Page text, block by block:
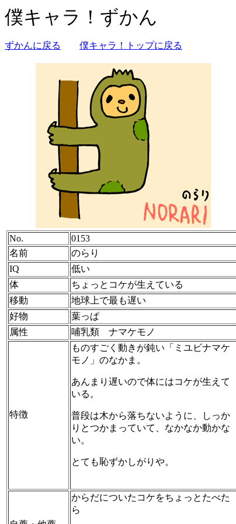
僕キャラ！ずかん
ずかんに戻る 僕キャラ！トップに戻る
No.
0153
名前
のらり
IQ
低い
体
ちょっとコケが生えている
移動
地球上で最も遅い
好物
葉っぱ
属性
哺乳類 ナマケモノ
特徴
ものすごく動きが鈍い「ミユビナマケ
モノ」のなかま。
あんまり遅いので体にはコケが生えて
いる。
普段は木から落ちないように、しっか
りとつかまっていて、なかなか動かな
い。
とても恥ずかしがりや。
からだについたコケをちょっとたべた
ら